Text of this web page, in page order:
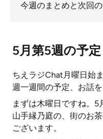
今週のまとめと次回
5月第5週の予
ちえラジChat月曜日始
週一週間の予定、お話
まずは木曜日ですね。
山手縁乃庭の、街のお
ございます。